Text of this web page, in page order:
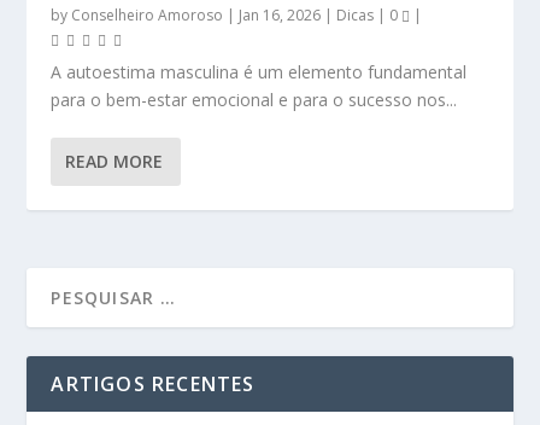
by Conselheiro Amoroso | Jan 16, 2026 | Dicas | 0 |
A autoestima masculina é um elemento fundamental
para o bem-estar emocional e para o sucesso nos...
READ MORE
ARTIGOS RECENTES